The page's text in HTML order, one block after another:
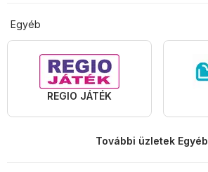
Egyéb
REGIO JÁTÉK
További üzletek Egyéb